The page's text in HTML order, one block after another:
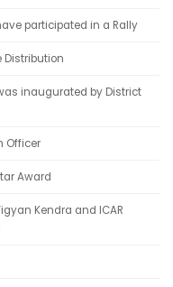
participated in a Rally
Distribution
inaugurated by District
Officer
Award
Kendra and ICAR